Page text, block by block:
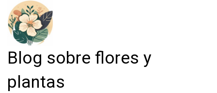
Blog sobre flores y
plantas